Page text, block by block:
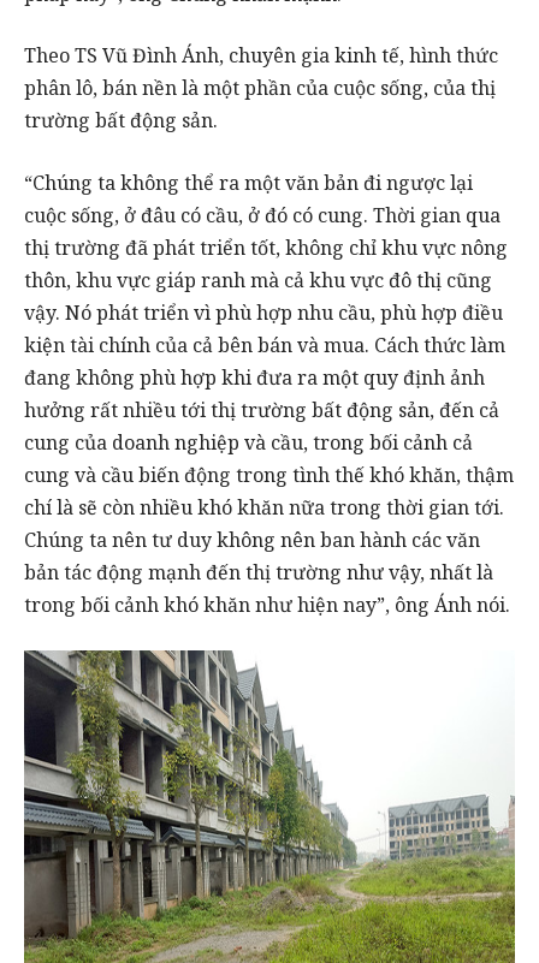
Theo TS Vũ Đình Ánh, chuyên gia kinh tế, hình thức
phân lô, bán nền là một phần của cuộc sống, của thị
trường bất động sản.
“Chúng ta không thể ra một văn bản đi ngược lại
cuộc sống, ở đâu có cầu, ở đó có cung. Thời gian qua
thị trường đã phát triển tốt, không chỉ khu vực nông
thôn, khu vực giáp ranh mà cả khu vực đô thị cũng
vậy. Nó phát triển vì phù hợp nhu cầu, phù hợp điều
kiện tài chính của cả bên bán và mua. Cách thức làm
đang không phù hợp khi đưa ra một quy định ảnh
hưởng rất nhiều tới thị trường bất động sản, đến cả
cung của doanh nghiệp và cầu, trong bối cảnh cả
cung và cầu biến động trong tình thế khó khăn, thậm
chí là sẽ còn nhiều khó khăn nữa trong thời gian tới.
Chúng ta nên tư duy không nên ban hành các văn
bản tác động mạnh đến thị trường như vậy, nhất là
trong bối cảnh khó khăn như hiện nay”, ông Ánh nói.